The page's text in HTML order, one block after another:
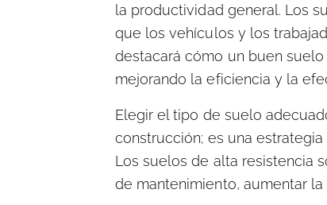
la productividad general. Los
que los vehículos y los
destacará cómo un buen
mejorando la eficiencia y la
Elegir el tipo de suelo
construcción; es una
Los suelos de alta resistencia
de mantenimiento, aumentar